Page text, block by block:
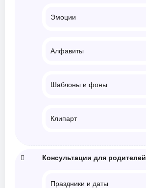
Эмоции
Алфавиты
Шаблоны и фоны
Клипарт
Консультации для родителей
Праздники и даты